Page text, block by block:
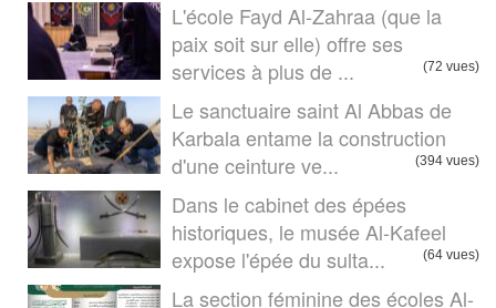
L'école Fayd Al-Zahraa (que la
paix soit sur elle) offre ses
services à plus de ...
(72 vues)
Le sanctuaire saint Al Abbas de
Karbala entame la construction
d'une ceinture ve...
(394 vues)
Dans le cabinet des épées
historiques, le musée Al-Kafeel
expose l'épée du sulta...
(64 vues)
La section féminine des écoles Al-